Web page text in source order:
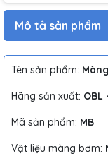
Mô tả sản phẩm
Tên sản phẩm:
Hãng sản xuất: OBL
Mã sản phẩm: MB
Vật liệu màng bơm: